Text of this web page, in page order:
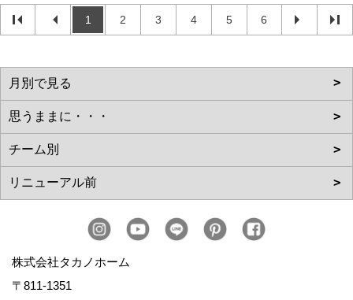
1 2 3 4 5 6
株式会社タカノホーム
〒811-1351